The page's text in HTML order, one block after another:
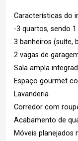
Características do
-3 quartos, sendo
3 banheiros (suíte,
2 vagas de
Sala ampla
Espaço gourmet
Lavanderia
Corredor com
Acabamento de
Móveis planejados